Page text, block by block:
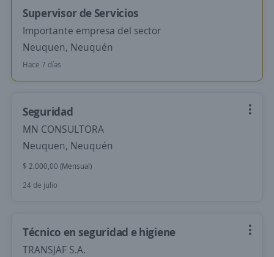
Supervisor de Servicios
Importante empresa del sector
Neuquen, Neuquén
Hace 7 días
Seguridad
MN CONSULTORA
Neuquen, Neuquén
$ 2.000,00 (Mensual)
24 de julio
Técnico en seguridad e higiene
TRANSJAF S.A.